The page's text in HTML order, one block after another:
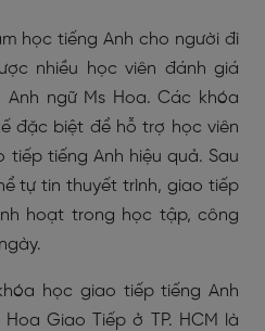
học tiếng Anh cho người đi
nhiều học viên đánh giá
ngữ Ms Hoa. Các khóa
đặc biệt để hỗ trợ học viên
tiếng Anh hiệu quả. Sau
tự tin thuyết trình, giao tiếp
hoạt trong học tập, công
học giao tiếp tiếng Anh
Giao Tiếp ở TP. HCM là